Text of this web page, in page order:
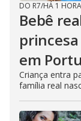
DO R7/HÁ 1 HORA
Bebê
em
Criança entra
família real